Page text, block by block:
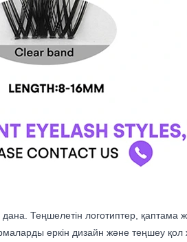
Теңшелетін логотиптер, қаптама
еркін дизайн және теңшеу қол